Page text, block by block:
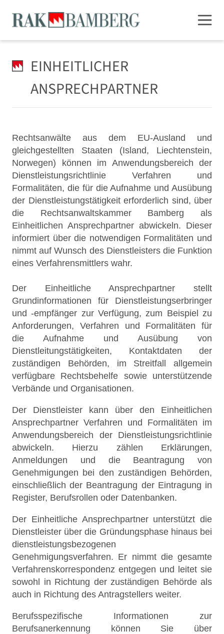
EINHEITLICHER
ANSPRECHPARTNER
Rechtsanwälte aus dem EU-Ausland und
gleichgestellten Staaten (Island, Liechtenstein,
Norwegen) können im Anwendungsbereich der
Dienstleistungsrichtlinie Verfahren und
Formalitäten, die für die Aufnahme und Ausübung
der Dienstleistungstätigkeit erforderlich sind, über
die Rechtsanwaltskammer Bamberg als
Einheitlichen Ansprechpartner abwickeln. Dieser
informiert über die notwendigen Formalitäten und
nimmt auf Wunsch des Dienstleisters die Funktion
eines Verfahrensmittlers wahr.
Der Einheitliche Ansprechpartner stellt
Grundinformationen für Dienstleistungserbringer
und -empfänger zur Verfügung, zum Beispiel zu
Anforderungen, Verfahren und Formalitäten für
die Aufnahme und Ausübung von
Dienstleitungstätigkeiten, Kontaktdaten der
zuständigen Behörden, im Streitfall allgemein
verfügbare Rechtsbehelfe sowie unterstützende
Verbände und Organisationen.
Der Dienstleister kann über den Einheitlichen
Ansprechpartner Verfahren und Formalitäten im
Anwendungsbereich der Dienstleistungsrichtlinie
abwickeln. Hierzu zählen Erklärungen,
Anmeldungen und die Beantragung von
Genehmigungen bei den zuständigen Behörden,
einschließlich der Beantragung der Eintragung in
Register, Berufsrollen oder Datenbanken.
Der Einheitliche Ansprechpartner unterstützt die
Dienstleister über die Gründungsphase hinaus bei
dienstleistungsbezogenen
Genehmigungsverfahren. Er nimmt die gesamte
Verfahrenskorrespondenz entgegen und leitet sie
sowohl in Richtung der zuständigen Behörde als
auch in Richtung des Antragstellers weiter.
Berufsspezifische Informationen zur
Berufsanerkennung können Sie über